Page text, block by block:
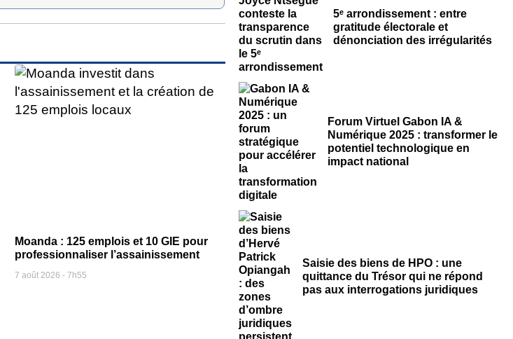
Moanda : 125 emplois et 10 GIE pour
professionnaliser l’assainissement
7 août 2026 7h55
5ᵉ arrondissement : entre
gratitude électorale et
dénonciation des irrégularités
Forum Virtuel Gabon IA &
Numérique 2025 : transformer le
potentiel technologique en
impact national
Saisie des biens de HPO : une
quittance du Trésor qui ne répond
pas aux interrogations juridiques